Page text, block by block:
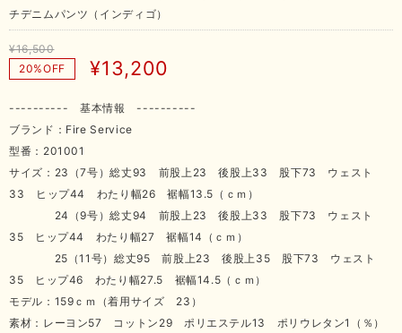
チデニムパンツ（インディゴ）
¥16,500
20%OFF
¥13,200
---------- 基本情報 ----------
ブランド：Fire Service
型番：201001
サイズ：23（7号）総丈93 前股上23 後股上33 股下73 ウェスト
33 ヒップ44 わたり幅26 裾幅13.5（ｃｍ）
24（9号）総丈94 前股上23 後股上33 股下73 ウェスト
35 ヒップ44 わたり幅27 裾幅14（ｃｍ）
25（11号）総丈95 前股上23 後股上35 股下73 ウェスト
35 ヒップ46 わたり幅27.5 裾幅14.5（ｃｍ）
モデル：159ｃｍ（着用サイズ 23）
素材：レーヨン57 コットン29 ポリエステル13 ポリウレタン1（％）